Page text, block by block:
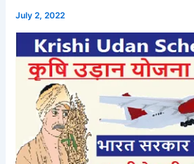
July 2, 2022